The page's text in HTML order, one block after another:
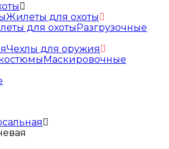
Жилеты для охоты
Разгрузочные
Чехлы для оружия
Маскировочные